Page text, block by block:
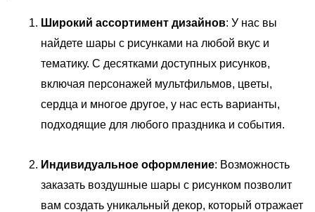
Широкий ассортимент дизайнов: У нас вы
найдете шары с рисунками на любой вкус и
тематику. С десятками доступных рисунков,
включая персонажей мультфильмов, цветы,
сердца и многое другое, у нас есть варианты,
подходящие для любого праздника и события.
Индивидуальное оформление: Возможность
заказать воздушные шары с рисунком позволит
вам создать уникальный декор, который отражает